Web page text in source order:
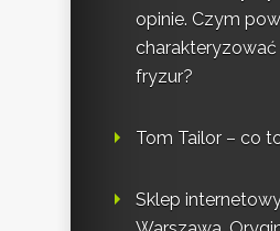
opinie. Czym
charakteryzować
fryzur?
Tom Tailor – co
Sklep